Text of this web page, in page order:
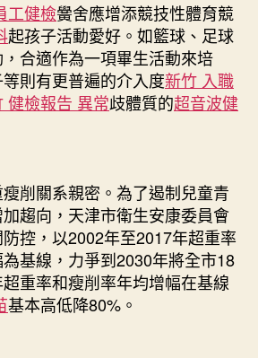
工健檢黌舍應增添競技性體育競
起孩子活動愛好。如籃球、足球
合適作為一項畢生活動來培
則有更普遍的介入度新竹 入職
健檢報告 異常歧體質的超音波健
削關系親密。為了遏制兒童青
趨向，天津市衛生安康委員會
控，以2002年至2017年超重率
基線，力爭到2030年將全市18
重率和瘦削率年均增幅在基線
基本高低降80%。